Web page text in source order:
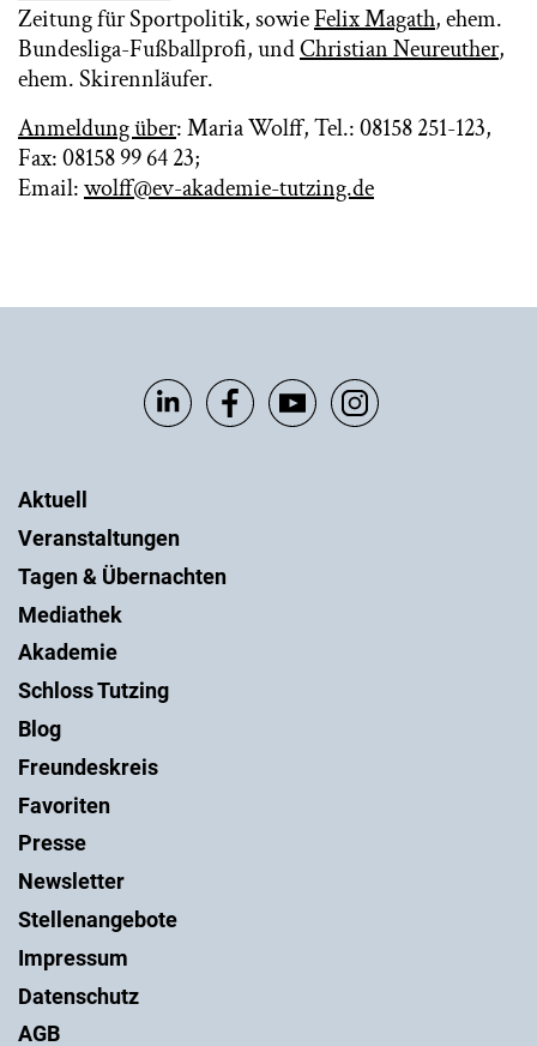
Zeitung für Sportpolitik, sowieFelix Magath, ehem.
Bundesliga-Fußballprofi, undChristian Neureuther,
ehem. Skirennläufer.
Anmeldung über: Maria Wolff, Tel.: 08158 251-123,
Fax: 08158 99 64 23;
Email:wolff@ev-akademie-tutzing.de
Aktuell
Veranstaltungen
Tagen & Übernachten
Mediathek
Akademie
Schloss Tutzing
Blog
Freundeskreis
Favoriten
Presse
Newsletter
Stellenangebote
Impressum
Datenschutz
AGB